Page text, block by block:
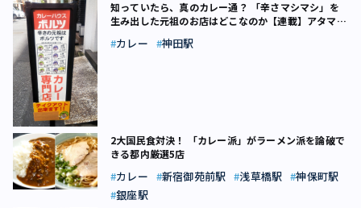
知っていたら、真のカレー通？ 「辛さマシマシ」を
生み出した元祖のお店はどこなのか【連載】アタマで
カレー 神田駅
2大国民食対決！ 「カレー派」がラーメン派を論破で
きる都内厳選5店
カレー 新宿御苑前駅 浅草橋駅
神保町駅
銀座駅